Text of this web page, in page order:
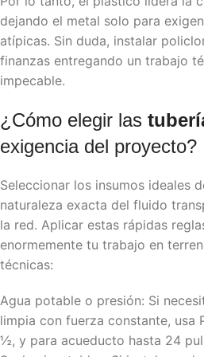
dejando el metal solo para
atípicas. Sin duda, instalar
finanzas entregando un trabajo
impecable.
¿Cómo elegir las
exigencia del proyecto?
Seleccionar los insumos ideales
naturaleza exacta del fluido
la red. Aplicar estas rápidas
enormemente tu trabajo en
técnicas:
​Agua potable o presión: Si
limpia con fuerza constante, usa
½, y para acueducto hasta 24